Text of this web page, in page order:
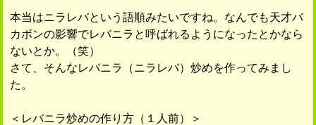
本当はニラレバという語順みたいですね。なんでも天才バ
カボンの影響でレバニラと呼ばれるようになったとかなら
ないとか。（笑）
さて、そんなレバニラ（ニラレバ）炒めを作ってみまし
た。
＜レバニラ炒めの作り方（１人前）＞